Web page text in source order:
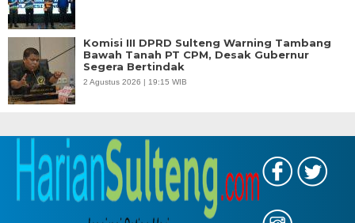
Komisi III DPRD Sulteng Warning Tambang
Bawah Tanah PT CPM, Desak Gubernur
Segera Bertindak
2 Agustus 2026 | 19:15 WIB